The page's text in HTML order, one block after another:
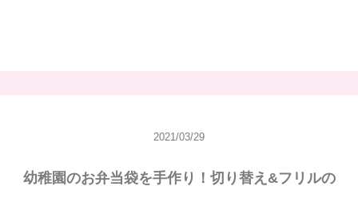
2021/03/29
幼稚園のお弁当袋を手作り！切り替え&フリルの